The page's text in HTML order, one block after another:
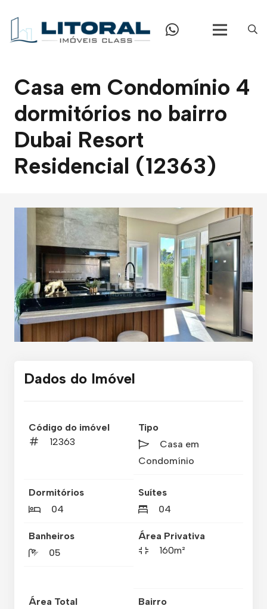
Casa em Condomínio 4
dormitórios no bairro
Dubai Resort
Residencial (12363)
Dados do Imóvel
Código do imóvel
12363
Tipo
Casa em
Condomínio
Dormitórios
04
Suítes
04
Banheiros
05
Área Privativa
160m²
Área Total
Bairro